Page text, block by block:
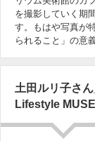
を撮影していく期
す。もはや写真が
られること」の意
土田ルリ子さ
Lifestyle